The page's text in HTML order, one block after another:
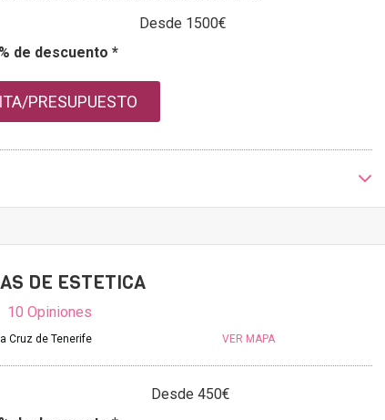
Desde 1500€
de descuento *
PRESUPUESTO
DE ESTETICA
10 Opiniones
Cruz de Tenerife VER MAPA
Desde 450€